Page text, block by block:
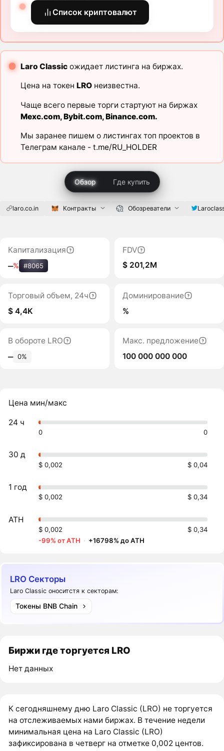
Список криптовалют
Laro Classicожидает листинга на биржах.
Цена на токен LROнеизвестна.
Чаще всего первые торги стартуют на биржах
Mexc.com,Bybit.com,Binance.com.
Мы заранее пишем о листингах топ проектов в
Телеграм канале - t.me/RU_HOLDER
Обзор Где купить
laro.co.in Контракты Обозреватели
Капитализация
‒% #8065
FDV
$ 201,2M
Торговый объем, 24ч
$ 4,4K
Доминирование
%
В обороте LRO
‒ 0%
Макс. предложение
100 000 000 000
Цена мин/макс
24 ч
0 0
30 д
$ 0,002 $ 0,04
1 год
$ 0,002 $ 0,34
ATH
$ 0,002
$ 0,34
-99% от ATH · +16798% до ATH
LRO Секторы
Laro Classic оноситстя к секторам:
Токены BNB Chain
Биржи где торгуется LRO
Нет данных
К сегодняшнему дню Laro Classic (LRO) не торгуется
на отслеживаемых нами биржах. В течение недели
минимальная цена на Laro Classic (LRO)
зафиксирована в четверг на отметке 0,002 центов.